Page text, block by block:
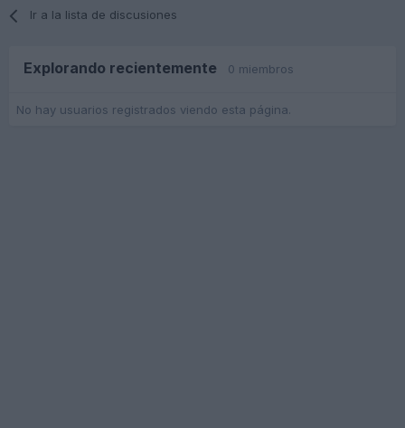
Ir a la lista de discusiones
Explorando recientemente 0 miembros
No hay usuarios registrados viendo esta página.